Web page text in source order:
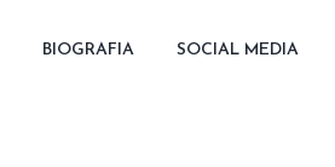
BIOGRAFIA SOCIAL MEDIA